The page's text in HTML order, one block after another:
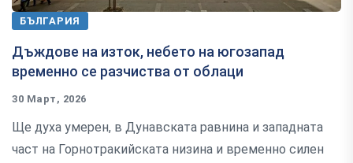
БЪЛГАРИЯ
Дъждове на изток, небето на югозапад
временно се разчиства от облаци
30 Март, 2026
Ще духа умерен, в Дунавската равнина и западната
част на Горнотракийската низина и временно силен